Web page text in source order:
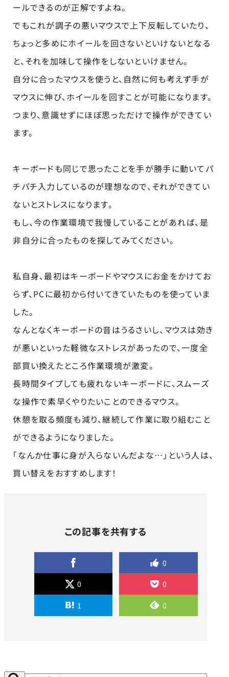
ールできるのが正解ですよね。
でもこれが調子の悪いマウスで上下反転していたり、
ちょっと多めにホイールを回さないといけないとなる
と、それを加味して操作をしないといけません。
自分に合ったマウスを使うと、自然に何も考えず手が
マウスに伸び、ホイールを回すことが可能になります。
つまり、意識せずにほぼ思っただけで操作ができてい
ます。
キーボードも同じで思ったことを手が勝手に動いてパ
チパチ入力しているのが理想なので、それができてい
ないとストレスになります。
もし、今の作業環境で我慢していることがあれば、是
非自分に合ったものを探してみてください。
私自身、最初はキーボードやマウスにお金をかけてお
らず、PCに最初から付いてきていたものを使っていま
した。
なんとなくキーボードの音はうるさいし、マウスは効き
が悪いといった軽微なストレスがあったので、一度全
部買い換えたところ作業環境が激変。
長時間タイプしても疲れないキーボードに、スムーズ
な操作で素早くやりたいことのできるマウス。
休憩を取る頻度も減り、継続して作業に取り組むこと
ができるようになりました。
「なんか仕事に身が入らないんだよな…」という人は、
買い替えをおすすめします！
この記事を共有する
0
0 0
1 0